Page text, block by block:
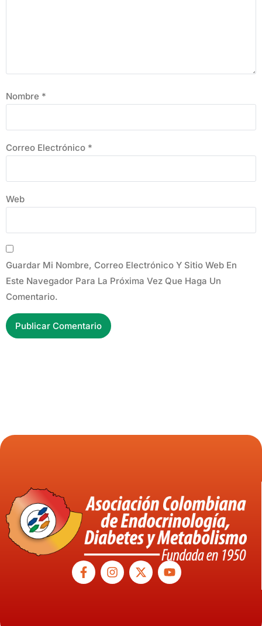
Nombre *
Correo Electrónico *
Web
Guardar Mi Nombre, Correo Electrónico Y Sitio Web En
Este Navegador Para La Próxima Vez Que Haga Un
Comentario.